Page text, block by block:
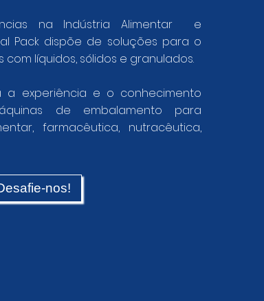
na Indústria Alimentar e
Pack dispõe de soluções para o
líquidos, sólidos e granulados.
a experiência e o conhecimento
de embalamento para
farmacêutica, nutracêutica,
nos!